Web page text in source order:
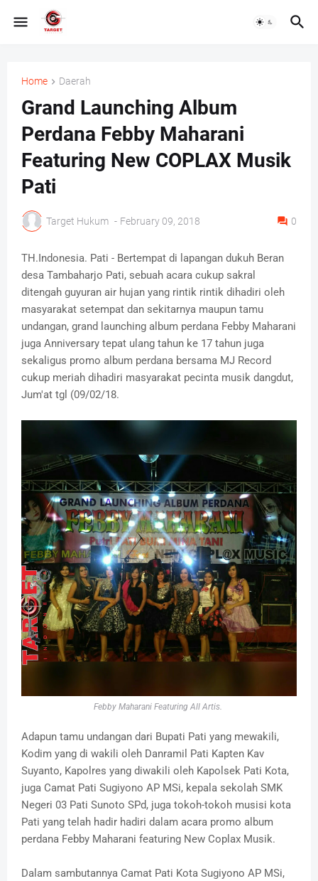
Home Daerah
Grand Launching Album
Perdana Febby Maharani
Featuring New COPLAX Musik
Pati
Target Hukum - February 09, 2018 0
TH.Indonesia. Pati - Bertempat di lapangan dukuh Beran
desa Tambaharjo Pati, sebuah acara cukup sakral
ditengah guyuran air hujan yang rintik rintik dihadiri oleh
masyarakat setempat dan sekitarnya maupun tamu
undangan, grand launching album perdana Febby Maharani
juga Anniversary tepat ulang tahun ke 17 tahun juga
sekaligus promo album perdana bersama MJ Record
cukup meriah dihadiri masyarakat pecinta musik dangdut,
Jum'at tgl (09/02/18.
Febby Maharani Featuring All Artis.
Adapun tamu undangan dari Bupati Pati yang mewakili,
Kodim yang di wakili oleh Danramil Pati Kapten Kav
Suyanto, Kapolres yang diwakili oleh Kapolsek Pati Kota,
juga Camat Pati Sugiyono AP MSi, kepala sekolah SMK
Negeri 03 Pati Sunoto SPd, juga tokoh-tokoh musisi kota
Pati yang telah hadir hadiri dalam acara promo album
perdana Febby Maharani featuring New Coplax Musik.
Dalam sambutannya Camat Pati Kota Sugiyono AP MSi,